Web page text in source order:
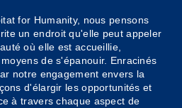
for Humanity, nous pensons
un endroit qu'elle peut appeler
où elle est accueillie,
de s'épanouir. Enracinés
notre engagement envers la
d'élargir les opportunités et
à travers chaque aspect de